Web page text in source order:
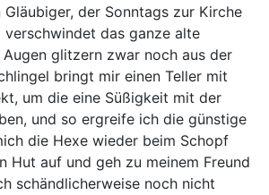
Gläubiger, der Sonntags zur Kirche
das ganze alte
Augen glitzern zwar noch aus der
bringt mir einen Teller mit
um die eine Süßigkeit mit der
und so ergreife ich die günstige
die Hexe wieder beim Schopf
Hut auf und geh zu meinem Freund
schändlicherweise noch nicht